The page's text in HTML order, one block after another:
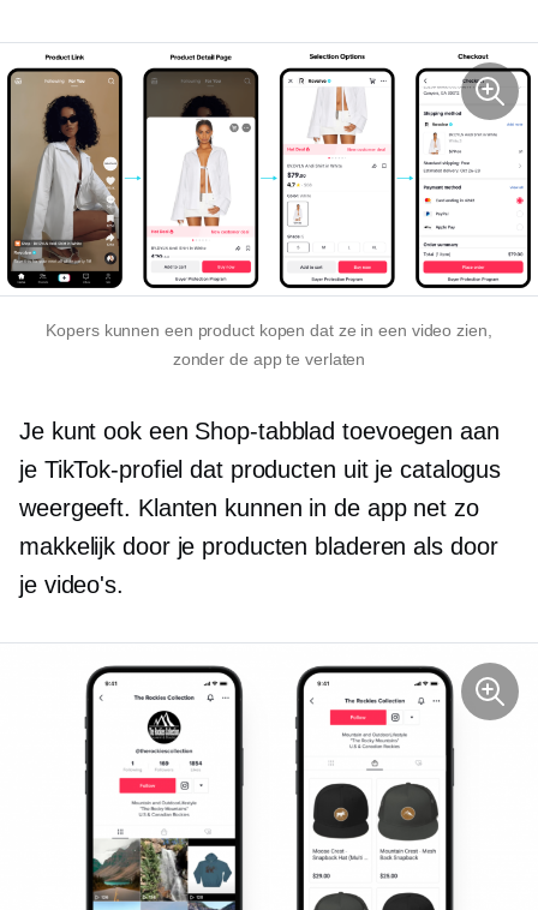
Kopers kunnen een product kopen dat ze in een video zien,
zonder de app te verlaten
Je kunt ook een Shop-tabblad toevoegen aan
je TikTok-profiel dat producten uit je catalogus
weergeeft. Klanten kunnen in de app net zo
makkelijk door je producten bladeren als door
je video's.